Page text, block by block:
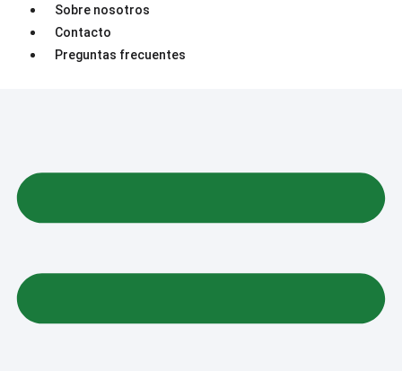
Sobre nosotros
Contacto
Preguntas frecuentes